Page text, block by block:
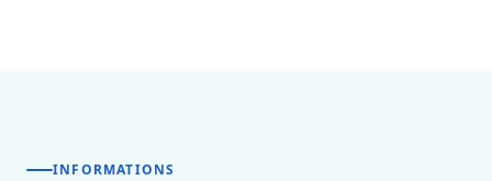
INFORMATIONS